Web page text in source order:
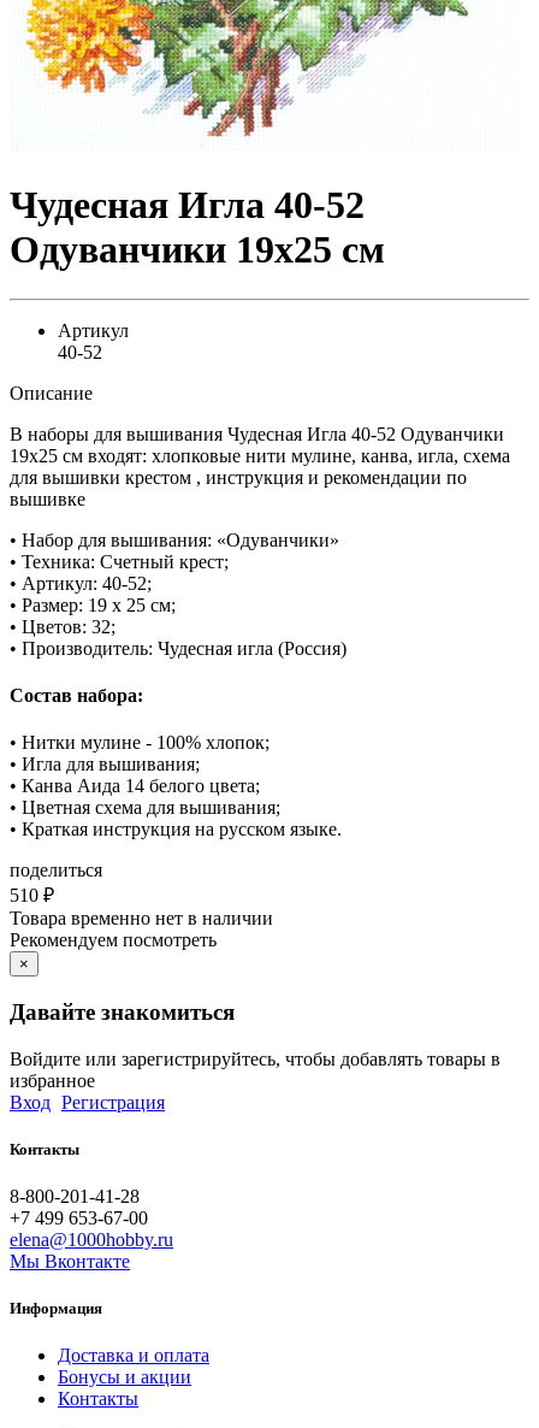
Чудесная Игла 40-52
Одуванчики 19х25 см
Артикул
40-52
Описание
В наборы для вышивания Чудесная Игла 40-52 Одуванчики
19х25 см входят: хлопковые нити мулине, канва, игла, схема
для вышивки крестом , инструкция и рекомендации по
вышивке
• Набор для вышивания: «Одуванчики»
• Техника: Счетный крест;
• Артикул: 40-52;
• Размер: 19 х 25 см;
• Цветов: 32;
• Производитель: Чудесная игла (Россия)
Состав набора:
• Нитки мулине - 100% хлопок;
• Игла для вышивания;
• Канва Аида 14 белого цвета;
• Цветная схема для вышивания;
• Краткая инструкция на русском языке.
поделиться
510 ₽
Товара временно нет в наличии
Рекомендуем посмотреть
×
Давайте знакомиться
Войдите или зарегистрируйтесь, чтобы добавлять товары в
избранное
Вход Регистрация
Контакты
8-800-201-41-28
+7 499 653-67-00
elena@1000hobby.ru
Мы Вконтакте
Информация
Доставка и оплата
Бонусы и акции
Контакты